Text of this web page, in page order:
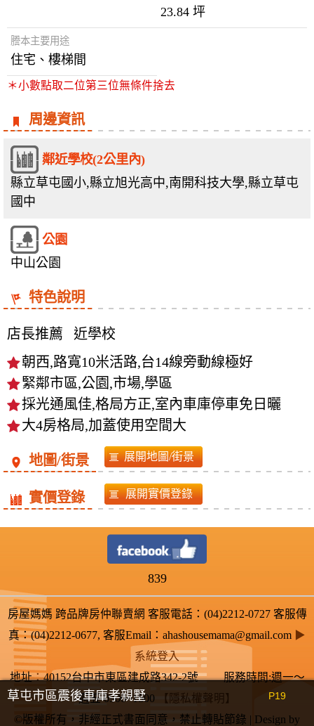
草屯市區震後車庫孝親墅 P19
23.84 坪
謄本主要用途
住宅、樓梯間
＊小數點取二位第三位無條件捨去
周邊資訊
鄰近學校(2公里內)
縣立草屯國小,縣立旭光高中,南開科技大學,縣立草屯
國中
公園
中山公園
特色說明
店長推薦
近學校
朝西,路寬10米活路,台14線旁動線極好
緊鄰市區,公園,市場,學區
採光通風佳,格局方正,室內車庫停車免日曬
大4房格局,加蓋使用空間大
地圖/街景
實價登錄
839
房屋媽媽 跨品牌房仲聯賣網 客服電話：(04)2212-0727 客服傳
真：(04)2212-0677, 客服Email：ahashousemama@gmail.com ▶
系統登入
地址：40152台中市東區建成路342-2號 服務時間:週一～
週五 0900~1800
【隱私權聲明】
©版權所有，非經正式書面同意，禁止轉貼節錄 | Design by